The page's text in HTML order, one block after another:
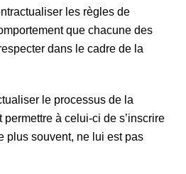
les règles de
que chacune des
dans le cadre de la
le processus de la
à celui-ci de s’inscrire
plus souvent, ne lui est pas